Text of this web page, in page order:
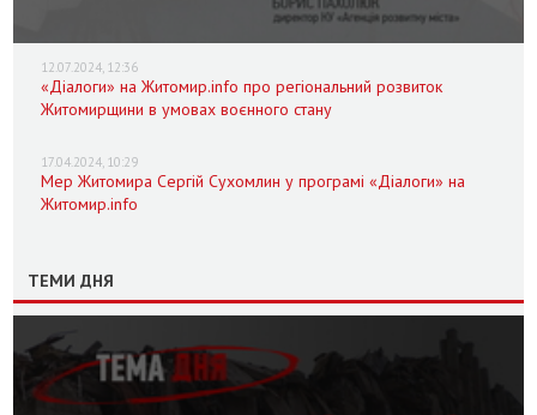
12.07.2024, 12:36
«Діалоги» на Житомир.info про регіональний розвиток
Житомирщини в умовах воєнного стану
17.04.2024, 10:29
Мер Житомира Сергій Сухомлин у програмі «Діалоги» на
Житомир.info
ТЕМИ ДНЯ